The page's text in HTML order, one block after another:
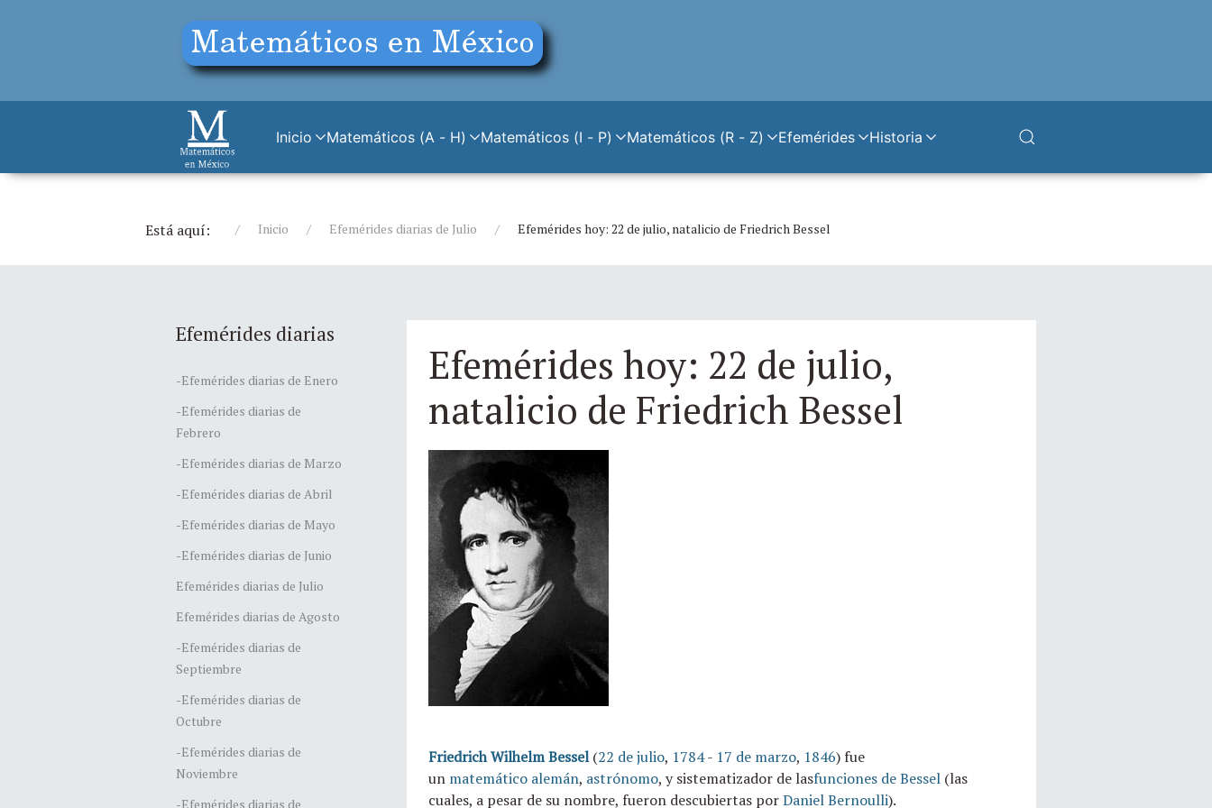
Inicio Matemáticos (A - H) Matemáticos (I - P) Matemáticos (R - Z) Efemérides Historia
Está aquí: Inicio Efemérides diarias de Julio Efemérides hoy: 22 de julio, natalicio de Friedrich Bessel
Efemérides diarias
-Efemérides diarias de Enero
-Efemérides diarias de
Febrero
-Efemérides diarias de Marzo
-Efemérides diarias de Abril
-Efemérides diarias de Mayo
-Efemérides diarias de Junio
Efemérides diarias de Julio
Efemérides diarias de Agosto
-Efemérides diarias de
Septiembre
-Efemérides diarias de
Octubre
-Efemérides diarias de
Noviembre
-Efemérides diarias de
Efemérides hoy: 22 de julio,
natalicio de Friedrich Bessel
Friedrich Wilhelm Bessel(22 de julio, 1784- 17 de marzo, 1846) fue
un matemático alemán, astrónomo, y sistematizador de lasfunciones de Bessel(las
cuales, a pesar de su nombre, fueron descubiertas porDaniel Bernoulli).